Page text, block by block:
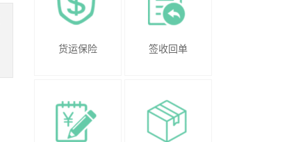
货运保险 签收回单